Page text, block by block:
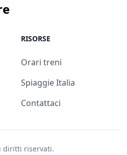
RISORSE
Orari treni
Spiaggie Italia
Contattaci
diritti riservati.